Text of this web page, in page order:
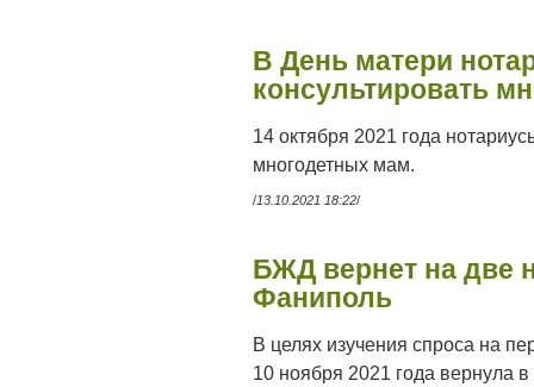
В День матери
консультировать
14 октября 2021 года
многодетных мам.
/13.10.2021 18:22/
БЖД вернет на две
Фаниполь
В целях изучения спроса на
10 ноября 2021 года вернула